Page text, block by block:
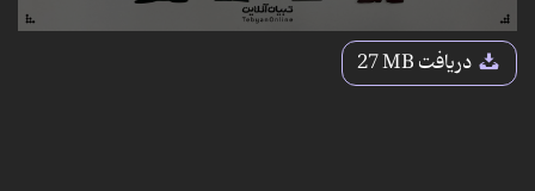
0
دریافت27 MB